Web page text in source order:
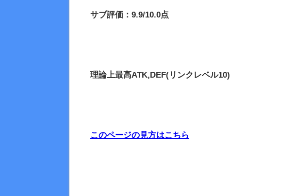
サブ評価：9.9/10.0点
理論上最高ATK,DEF(リンクレベル10)
このページの見方はこちら